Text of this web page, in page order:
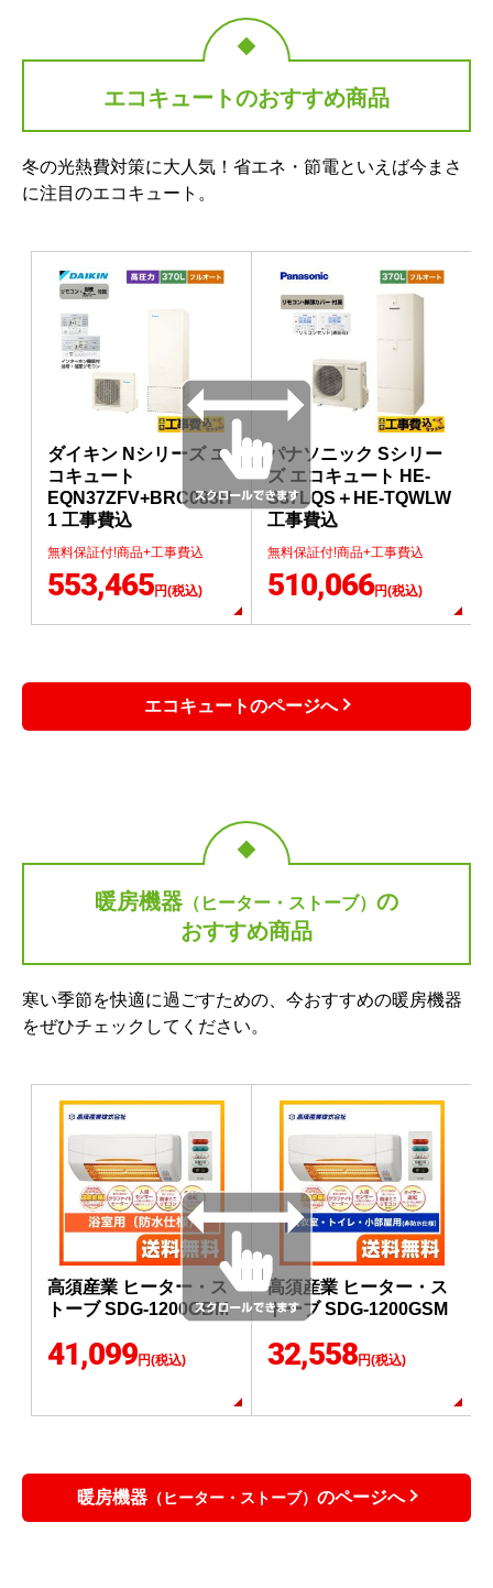
エコキュートのおすすめ商品
冬の光熱費対策に大人気！省エネ・節電といえば今まさ
に注目のエコキュート。
ダイキン Nシリーズ エ
コキュート
EQN37ZFV+BRC083H
1 工事費込
無料保証付!商品+工事費込
553,465円(税込)
パナソニック Sシリー
ズ エコキュート HE-
S37LQS＋HE-TQWLW
工事費込
無料保証付!商品+工事費込
510,066円(税込)
エコキュートのページへ
暖房機器 （ヒーター・ストーブ） の
おすすめ商品
寒い季節を快適に過ごすための、今おすすめの暖房機器
をぜひチェックしてください。
高須産業 ヒーター・ス
トーブ SDG-1200GBM
41,099円(税込)
高須産業 ヒーター・ス
トーブ SDG-1200GSM
32,558円(税込)
暖房機器（ヒーター・ストーブ） のページへ